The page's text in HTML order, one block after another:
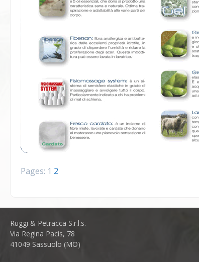
Pages: 1 2
Ruggi & Petracca S.r.l.s.
Via Regina Pacis, 78
41049 Sassuolo (MO)